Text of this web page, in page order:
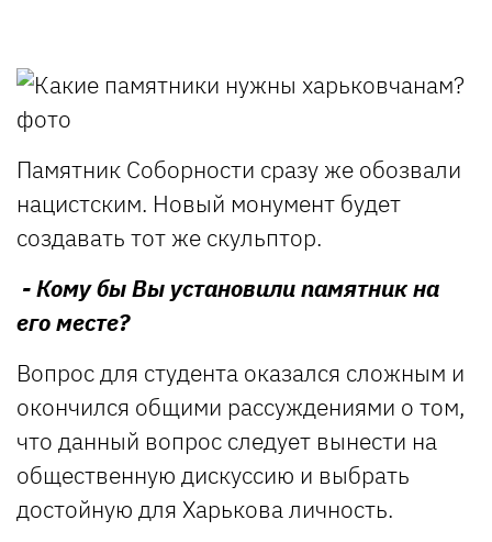
Памятник Соборности сразу же обозвали
нацистским. Новый монумент будет
создавать тот же скульптор.
- Кому бы Вы установили памятник на
его месте?
Вопрос для студента оказался сложным и
окончился общими рассуждениями о том,
что данный вопрос следует вынести на
общественную дискуссию и выбрать
достойную для Харькова личность.